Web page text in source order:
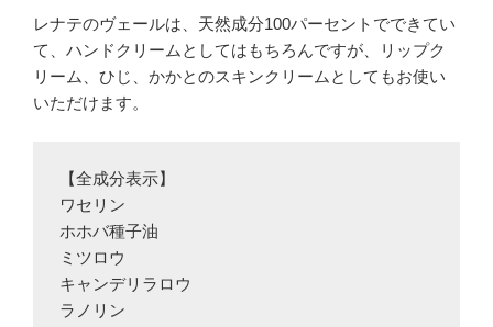
レナテのヴェールは、天然成分100パーセントでできてい
て、ハンドクリームとしてはもちろんですが、リップク
リーム、ひじ、かかとのスキンクリームとしてもお使い
いただけます。
【全成分表示】
ワセリン
ホホバ種子油
ミツロウ
キャンデリラロウ
ラノリン